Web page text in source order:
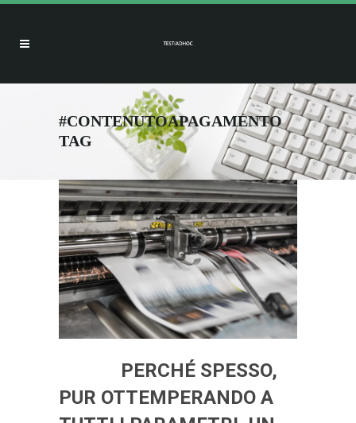
#CONTENUTOAPAGAMENTO
TAG
PERCHÉ SPESSO,
PUR OTTEMPERANDO A